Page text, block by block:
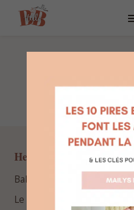
Hello Bébé
BabyProfiler™
Le blog